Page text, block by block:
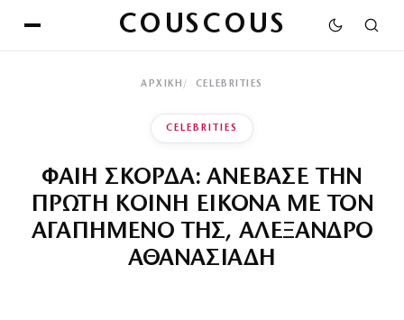
COUSCOUS
ΑΡΧΙΚΉ CELEBRITIES
CELEBRITIES
ΦΑΙΗ ΣΚΟΡΔΑ: ΑΝΕΒΑΣΕ ΤΗΝ
ΠΡΩΤΗ ΚΟΙΝΗ ΕΙΚΟΝΑ ΜΕ ΤΟΝ
ΑΓΑΠΗΜΕΝΟ ΤΗΣ, ΑΛΕΞΑΝΔΡΟ
ΑΘΑΝΑΣΙΑΔΗ